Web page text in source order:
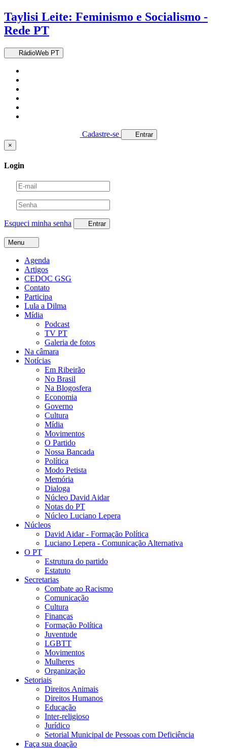
Taylisi Leite: Feminismo e Socialismo -
Rede PT
RádioWeb PT
Cadastre-se
Entrar
×
Login
Esqueci minha senha Entrar
Menu
Agenda
Artigos
CEDOC GSG
Contato
Participa
Lula a Dilma
Mídia
Podcast
TV PT
Galeria de fotos
Na câmara
Notícias
Em Ribeirão
No Brasil
Na Blogosfera
Economia
Governo
Cultura
Mídia
Movimentos
O Partido
Nossa Bancada
Política
Modo Petista
Memória
Dialoga
Núcleo David Aidar
Notas do PT
Núcleo Luciano Lepera
Núcleos
David Aidar - Formação Política
Luciano Lepera - Comunicação Alternativa
O PT
Estrutura do partido
Estatuto
Secretarias
Combate ao Racismo
Comunicação
Cultura
Finanças
Formação Política
Juventude
LGBTT
Movimentos
Mulheres
Organização
Setoriais
Direitos Animais
Direitos Humanos
Educação
Inter-religioso
Jurídico
Setorial Municipal de Pessoas com Deficiência
Faça sua doação